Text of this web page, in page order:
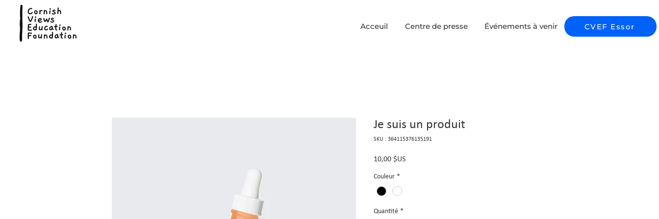
Acceuil Centre de presse Événements à venir CVEF Essor
Je suis un produit
SKU : 364115376135191
10,00 $USPrix
Couleur *
Quantité *